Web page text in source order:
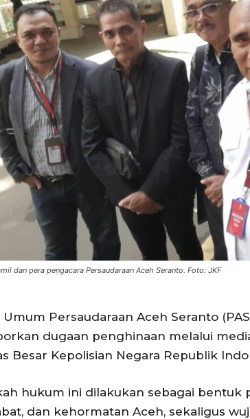
dan pera pengacara Persaudaraan Aceh Seranto. Foto: JKF
Umum Persaudaraan Aceh Seranto
dugaan penghinaan melalui
Besar Kepolisian Negara Republik
hukum ini dilakukan sebagai bentuk
dan kehormatan Aceh, sekaligus